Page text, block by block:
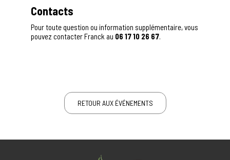
Contacts
Pour toute question ou information supplémentaire, vous
pouvez contacter Franck au 06 17 10 26 67.
RETOUR AUX ÉVÉNEMENTS